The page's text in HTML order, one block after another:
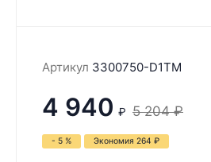
Артикул 3300750-D1TM
4 940 ₽ 5 204 ₽
- 5 % Экономия 264 ₽